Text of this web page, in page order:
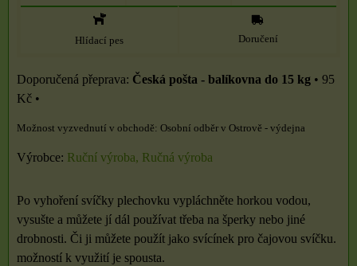
Hlídací pes Doručení
Česká pošta - balíkovna do 15 kg • 95
Kč •
Osobní odběr v Ostrově - výdejna
Výrobce: Ruční výroba, Ručná výroba
Po vyhoření svíčky plechovku vypláchněte horkou vodou,
vysušte a můžete jí dál používat třeba na šperky nebo jiné
drobnosti. Či ji můžete použít jako svícínek pro čajovou svíčku.
možností k využití je spousta.